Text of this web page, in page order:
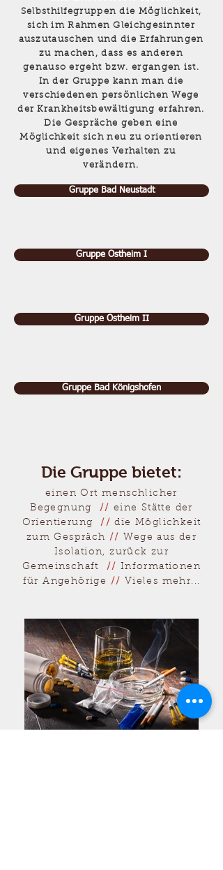
Selbsthilfegruppen die Möglichkeit,
sich im Rahmen Gleichgesinnter
auszutauschen und die Erfahrungen
zu machen, dass es anderen
genauso ergeht bzw. ergangen ist.
In der Gruppe kann man die
verschiedenen persönlichen Wege
der Krankheitsbewältigung erfahren.
Die Gespräche geben eine
Möglichkeit sich neu zu orientieren
und eigenes Verhalten zu
verändern.
Gruppe Bad Neustadt
Gruppe Ostheim I
Gruppe Ostheim II
Gruppe Bad Königshofen
Die Gruppe bietet:
einen Ort menschlicher
Begegnung // eine Stätte der
Orientierung
//die Möglichkeit
zum Gespräch//
Wege aus der
Isolation, zurück zur
Gemeinschaft // Informationen
für Angehörige // Vieles mehr...